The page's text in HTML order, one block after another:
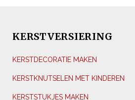
KERSTVERSIERING
KERSTDECORATIE MAKEN
KERSTKNUTSELEN MET KINDEREN
KERSTSTUKJES MAKEN